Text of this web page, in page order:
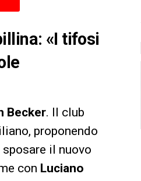
«I tifosi
Becker. Il club
proponendo
il nuovo
con Luciano